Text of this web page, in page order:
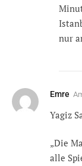
nur
Emre
Yagiz
„Die
alle